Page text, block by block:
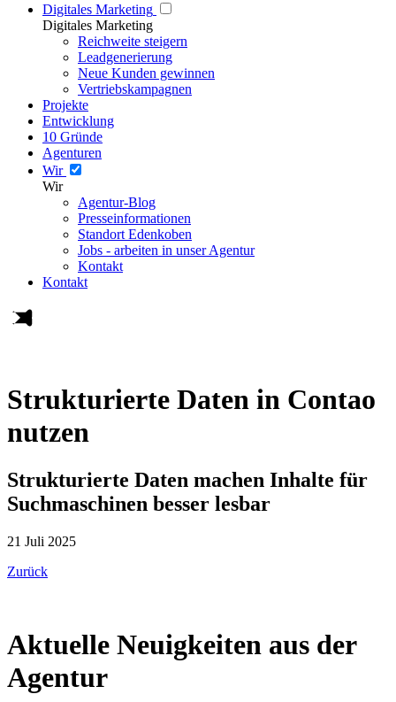
Digitales Marketing
Digitales Marketing
Reichweite steigern
Leadgenerierung
Neue Kunden gewinnen
Vertriebskampagnen
Projekte
Entwicklung
10 Gründe
Agenturen
Wir
Wir
Agentur-Blog
Presseinformationen
Standort Edenkoben
Jobs - arbeiten in unser Agentur
Kontakt
Kontakt
Strukturierte Daten in Contao
nutzen
Strukturierte Daten machen Inhalte für
Suchmaschinen besser lesbar
21 Juli 2025
Zurück
Aktuelle Neuigkeiten aus der
Agentur